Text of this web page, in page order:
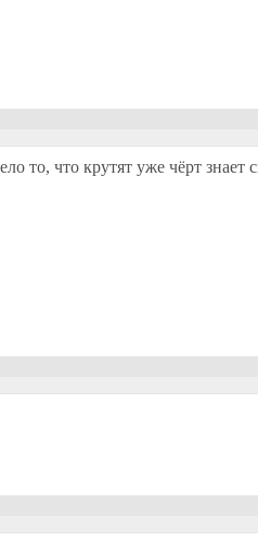
то, что крутят уже чёрт знает